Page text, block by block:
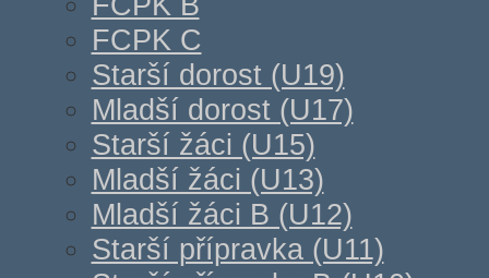
FCPK C
Starší dorost (U19)
Mladší dorost (U17)
Starší žáci (U15)
Mladší žáci (U13)
Mladší žáci B (U12)
Starší přípravka (U11)